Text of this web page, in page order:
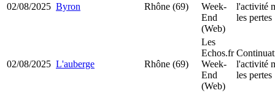
02/08/2025 Byron Rhône (69)
Week-
End
(Web)
l'activité
les pertes
02/08/2025 L'auberge Rhône (69)
Les
Echos.fr
Week-
End
(Web)
l'activité
les pertes